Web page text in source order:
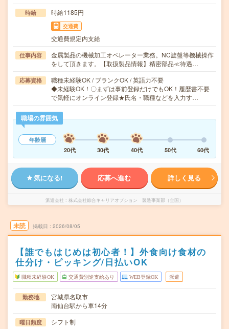
時給 時給1185円
交通費
交通費規定内支給
仕事内容
金属製品の機械加工オペレーター業務。NC旋盤等機械操作
をして頂きます。【取扱製品情報】精密部品≪待遇…
応募資格
職種未経験OK / ブランクOK / 英語力不要
◆未経験OK！〇まずは事前登録だけでもOK！履歴書不要
で気軽にオンライン登録★氏名・職種などを入力す…
職場の雰囲気
年齢層
20代
30代 40代 50代 60代
気になる! 応募へ進む 詳しく見る
派遣会社 株式会社綜合キャリアオプション 製造事業部（全国）
未読 掲載日 2026/08/05
【誰でもはじめは初心者！】外食向け食材の
仕分け・ピッキング/日払いOK
職種未経験OK 交通費別途支給あり WEB登録OK 派遣
勤務地
宮城県名取市
南仙台駅から車14分
曜日頻度 シフト制